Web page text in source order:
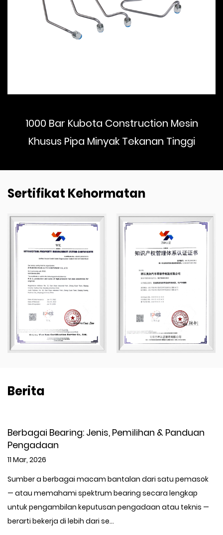
1000 Bar Kubota Construction Mesin
Khusus Pipa Minyak Tekanan Tinggi
Sertifikat Kehormatan
Berita
Bearing: Jenis, Pemilihan & Panduan
macam bantalan dari satu pemasok
spektrum bearing secara lengkap
keputusan pengadaan atau teknis —
di lebih dari se...
Selang
saluran